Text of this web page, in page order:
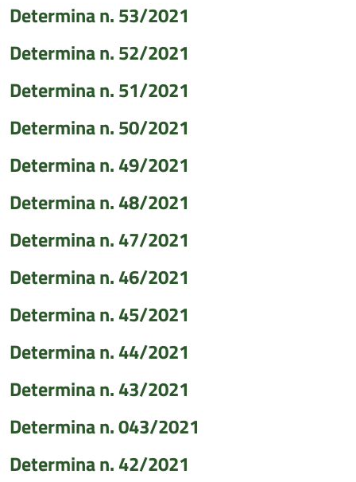
Determina n. 53/2021
Determina n. 52/2021
Determina n. 51/2021
Determina n. 50/2021
Determina n. 49/2021
Determina n. 48/2021
Determina n. 47/2021
Determina n. 46/2021
Determina n. 45/2021
Determina n. 44/2021
Determina n. 43/2021
Determina n. 043/2021
Determina n. 42/2021